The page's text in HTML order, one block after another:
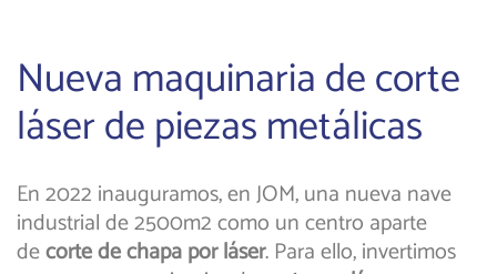
Nueva maquinaria de corte
láser de piezas metálicas
En 2022 inauguramos, en JOM, una nueva nave
industrial de 2500m2 como un centro aparte
decorte de chapa por láser. Para ello, invertimos